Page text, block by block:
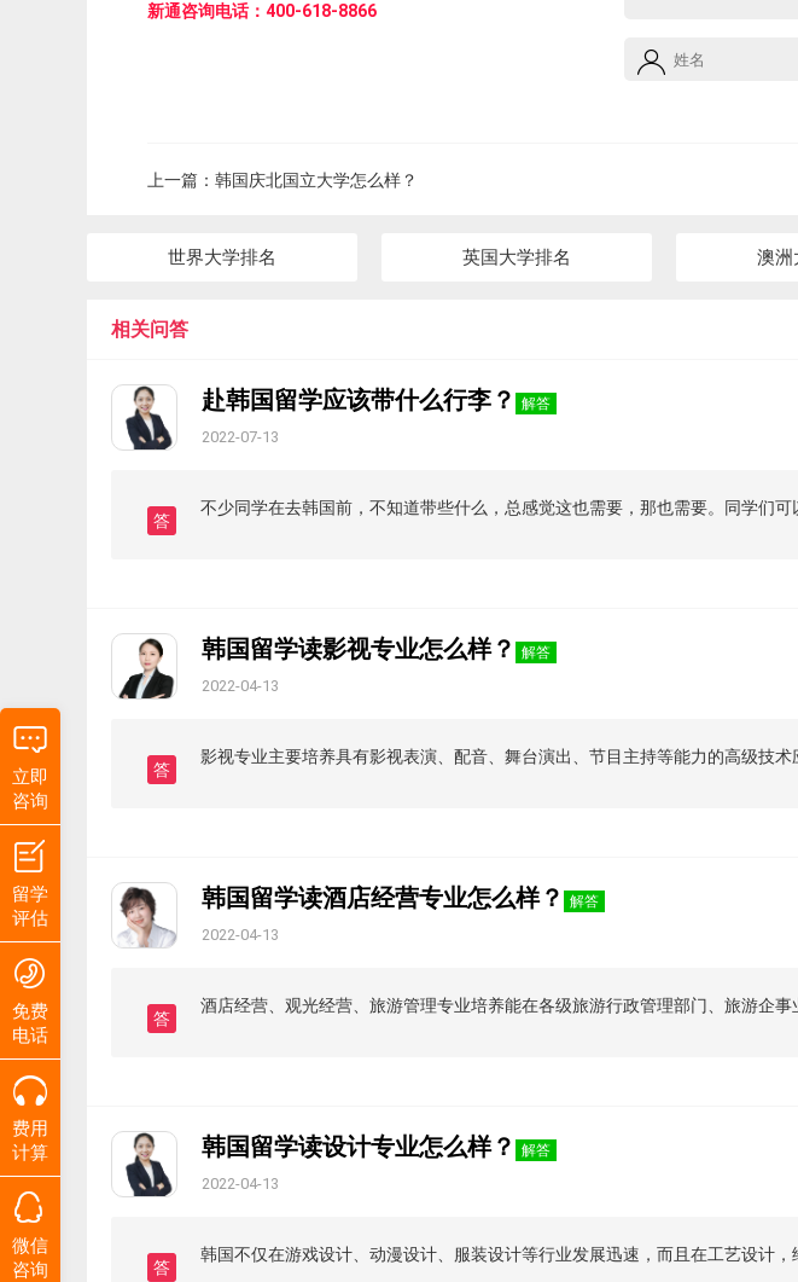
新通咨询电话：400-618-8866
上一篇： 韩国庆北国立大学怎么样？
世界大学排名 英国大学排名 澳洲
相关问答
赴韩国留学应该带什么行李？ 解答
2022-07-13
答
不少同学在去韩国前，不知道带些什么，总感觉这也需要，那也需要。同学们可
韩国留学读影视专业怎么样？ 解答
2022-04-13
答
影视专业主要培养具有影视表演、配音、舞台演出、节目主持等能力的高级技术
韩国留学读酒店经营专业怎么样？ 解答
2022-04-13
答
酒店经营、观光经营、旅游管理专业培养能在各级旅游行政管理部门、旅游企事
韩国留学读设计专业怎么样？ 解答
2022-04-13
答
韩国不仅在游戏设计、动漫设计、服装设计等行业发展迅速，而且在工艺设计，
立即
咨询
留学
评估
免费
电话
费用
计算
微信
咨询